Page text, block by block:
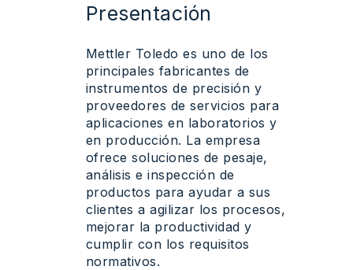
Presentación
Mettler Toledoes uno de los
principales fabricantes de
instrumentos de precisión y
proveedores deservicios para
aplicaciones en laboratorios y
en producción. La empresa
ofrece soluciones de pesaje,
análisis einspección de
productos paraayudar a sus
clientes aagilizar los procesos,
mejorar la productividad y
cumplir con los requisitos
normativos.